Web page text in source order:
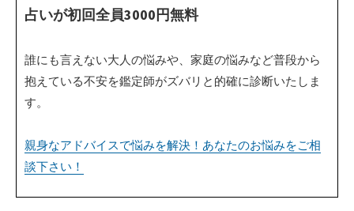
占いが初回全員3000円無料
誰にも言えない大人の悩みや、家庭の悩みなど普段から
抱えている不安を鑑定師がズバリと的確に診断いたしま
す。
親身なアドバイスで悩みを解決！あなたのお悩みをご相
談下さい！